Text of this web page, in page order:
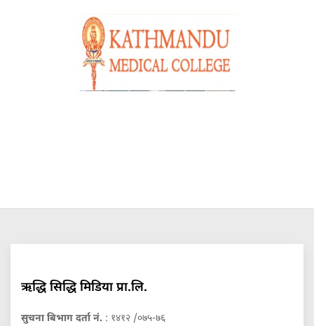
ऋद्धि सिद्धि मिडिया प्रा.लि.
सुचना बिभाग दर्ता नं. : १४१२ /०७५-७६